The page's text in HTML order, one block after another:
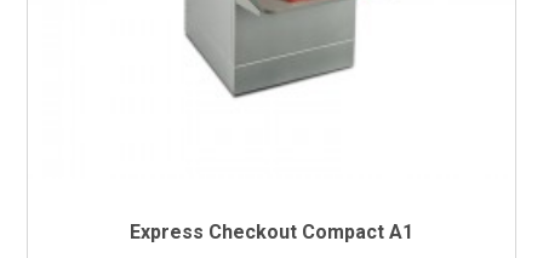
Express Checkout Compact A1